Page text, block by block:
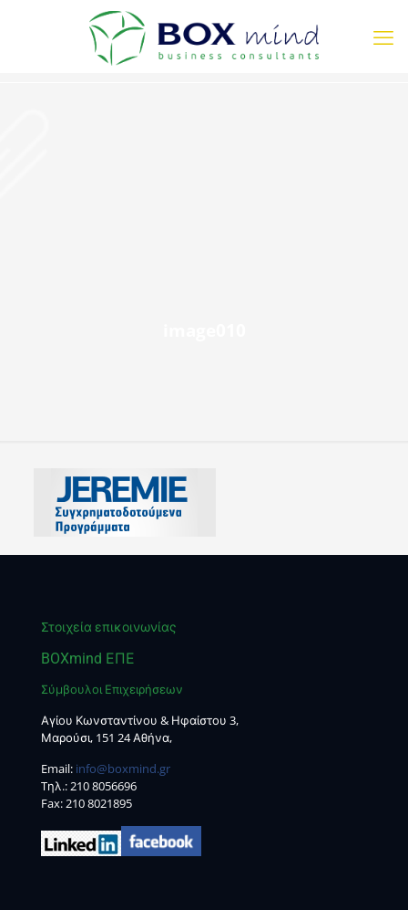
Στοιχεία επικοινωνίας
BOXmind ΕΠΕ
Σύμβουλοι Επιχειρήσεων
Αγίου Κωνσταντίνου & Ηφαίστου 3,
Μαρούσι, 151 24 Αθήνα,
Email: info@boxmind.gr
Tηλ.:210 8056696
Fax: 210 8021895